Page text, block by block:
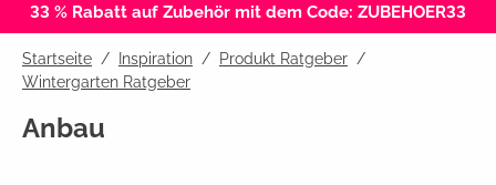
33 % Rabatt auf Zubehör mit dem Code: ZUBEHOER33
Startseite Inspiration / Produkt Ratgeber /
Wintergarten Ratgeber
Anbau